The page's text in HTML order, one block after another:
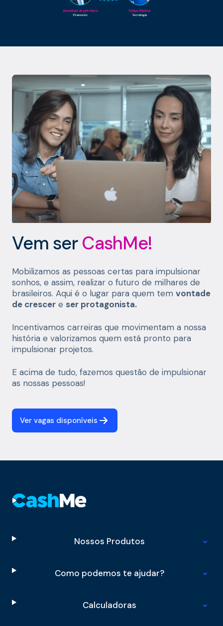
Vem ser CashMe!
Mobilizamos as pessoas certas para impulsionar
sonhos, e assim, realizar o futuro de milhares de
brasileiros. Aqui é o lugar para quem tem vontade
de crescer e ser protagonista.
Incentivamos carreiras que movimentam a nossa
história e valorizamos quem está pronto para
impulsionar projetos.
E acima de tudo, fazemos questão de impulsionar
as nossas pessoas!
Ver vagas disponíveis
Nossos Produtos
Como podemos te ajudar?
Calculadoras